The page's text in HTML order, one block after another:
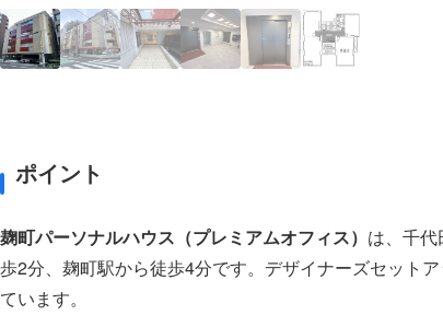
ポイント
麹町パーソナルハウス（プレミアムオフィス） は、千
歩2分、麹町駅から徒歩4分です。デザイナーズセット
ています。